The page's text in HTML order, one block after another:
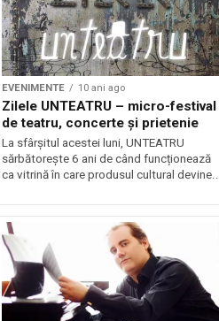
EVENIMENTE 10 ani ago
Zilele UNTEATRU – micro-festival
de teatru, concerte și prietenie
La sfârșitul acestei luni, UNTEATRU
sărbătorește 6 ani de când funcționează
ca vitrină în care produsul cultural